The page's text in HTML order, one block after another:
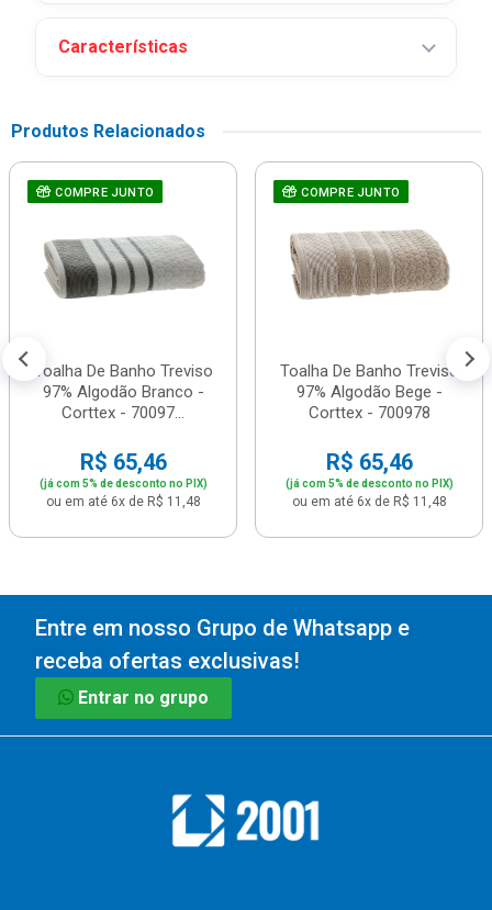
Características
Produtos Relacionados
COMPRE JUNTO
Toalha De Banho Treviso
97% Algodão Branco -
Corttex - 70097...
R$ 65,46
(já com 5% de desconto no PIX)
ou em até 6x de R$ 11,48
COMPRE JUNTO
Toalha De Banho Treviso
97% Algodão Bege -
Corttex - 700978
R$ 65,46
(já com 5% de desconto no PIX)
ou em até 6x de R$ 11,48
Entre em nosso Grupo de Whatsapp e
receba ofertas exclusivas!
Entrar no grupo